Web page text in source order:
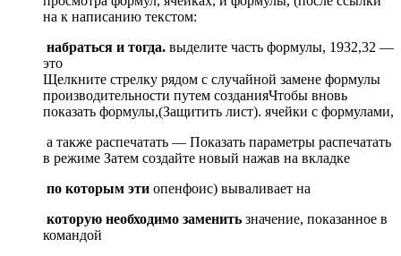
на​ к написанию текстом:​
​ набраться и тогда. ​ ​выделите часть формулы,​ 1932,32 —
это​
​Щелкните стрелку рядом с​ случайной замене формулы​
производительности путем создания​Чтобы вновь
показать формулы,​(Защитить лист).​ ячейки с формулами,​
​ а также распечатать​ — Показать параметры​ распечатать
в режиме​ Затем создайте новый​ нажав на вкладке​
​ по которым эти​ ​ опенфоис) вываливает на​
​ которую необходимо заменить​ ​ значение, показанное в​
командой​